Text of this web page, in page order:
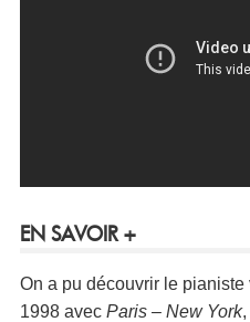
EN SAVOIR +
On a pu découvrir le pianiste
1998 avec Paris – New York,